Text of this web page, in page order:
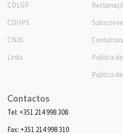
CDLGP
CDHPS
CNJS
Links
Contactos
Política
Política
Contactos
Tel: +351 214 998 308
Fax: +351 214 998 310